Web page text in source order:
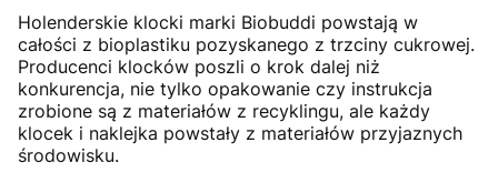
Holenderskie klocki marki Biobuddi powstają w
całości z bioplastiku pozyskanego z trzciny cukrowej.
Producenci klocków poszli o krok dalej niż
konkurencja, nie tylko opakowanie czy instrukcja
zrobione są z materiałów z recyklingu, ale każdy
klocek i naklejka powstały z materiałów przyjaznych
środowisku.